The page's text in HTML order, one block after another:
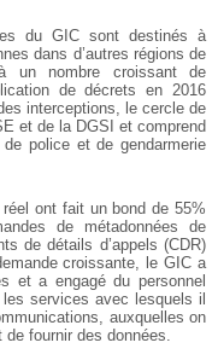
du GIC sont destinés à
dans d’autres régions de
un nombre croissant de
de décrets en 2016
interceptions, le cercle de
et de la DGSI et comprend
police et de gendarmerie
ont fait un bond de 55%
de métadonnées de
de détails d’appels (CDR)
croissante, le GIC a
et a engagé du personnel
services avec lesquels il
auxquelles on
fournir des données.